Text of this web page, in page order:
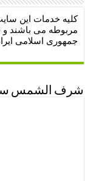
کلیه خدمات این
مربوطه می باشند و
جمهوری اسلامی
شرف الشمس سال